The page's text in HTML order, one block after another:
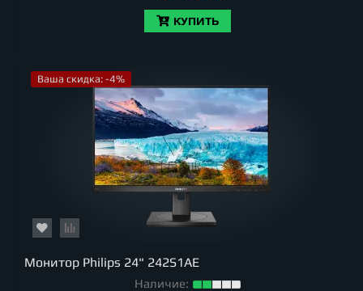
КУПИТЬ
Ваша скидка: -4%
Монитор Philips 24" 242S1AE
Наличие: